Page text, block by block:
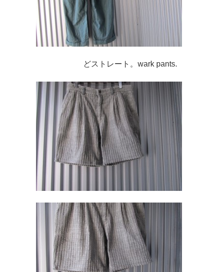
どストレート。wark pants.